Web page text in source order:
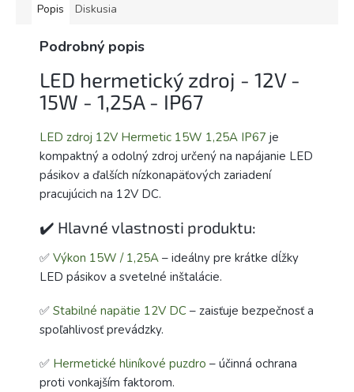
Popis Diskusia
Podrobný popis
LED hermetický zdroj - 12V -
15W - 1,25A - IP67
LED zdroj 12V Hermetic 15W 1,25A IP67 je
kompaktný a odolný zdroj určený na napájanie LED
pásikov a ďalších nízkonapäťových zariadení
pracujúcich na 12V DC.
✔️ Hlavné vlastnosti produktu:
✅ Výkon 15W / 1,25A – ideálny pre krátke dĺžky
LED pásikov a svetelné inštalácie.
✅ Stabilné napätie 12V DC – zaisťuje bezpečnosť a
spoľahlivosť prevádzky.
✅ Hermetické hliníkové puzdro – účinná ochrana
proti vonkajším faktorom.